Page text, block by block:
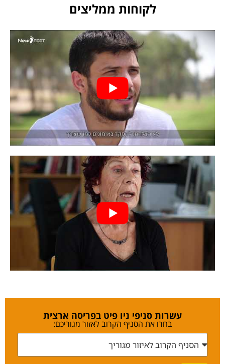
לקוחות ממליצים
עשרות סניפי ניו פיט בפריסה ארצית
בחרו את הסניף הקרוב לאזור מגוריכם: